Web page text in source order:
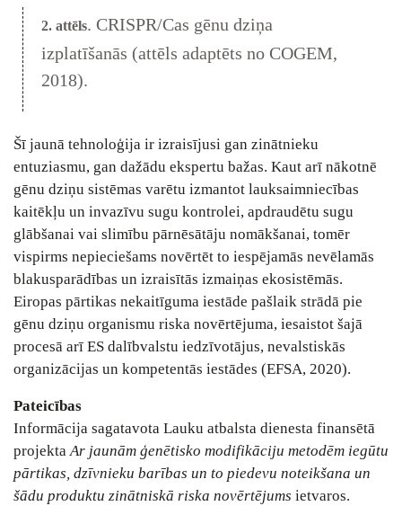
2. attēls. CRISPR/Cas gēnu dziņa
izplatīšanās (attēls adaptēts no COGEM,
2018).
Šī jaunā tehnoloģija ir izraisījusi gan zinātnieku
entuziasmu, gan dažādu ekspertu bažas. Kaut arī nākotnē
gēnu dziņu sistēmas varētu izmantot lauksaimniecības
kaitēkļu un invazīvu sugu kontrolei, apdraudētu sugu
glābšanai vai slimību pārnēsātāju nomākšanai, tomēr
vispirms nepieciešams novērtēt to iespējamās nevēlamās
blakusparādības un izraisītās izmaiņas ekosistēmās.
Eiropas pārtikas nekaitīguma iestāde pašlaik strādā pie
gēnu dziņu organismu riska novērtējuma, iesaistot šajā
procesā arī ES dalībvalstu iedzīvotājus, nevalstiskās
organizācijas un kompetentās iestādes (EFSA, 2020).
Pateicības
Informācija sagatavota Lauku atbalsta dienesta finansētā
projektaAr jaunām ģenētisko modifikāciju metodēm iegūtu
pārtikas, dzīvnieku barības un to piedevu noteikšana un
šādu produktu zinātniskā riska novērtējums ietvaros.